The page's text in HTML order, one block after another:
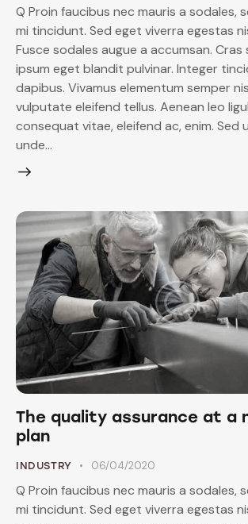
Q Proin faucibus nec mauris a sodales,
mi tincidunt. Sed eget viverra egestas
Fusce sodales augue a accumsan. Cras
ipsum eget blandit pulvinar. Integer
dapibus. Vivamus elementum semper
vulputate eleifend tellus. Aenean leo
consequat vitae, eleifend ac, enim. Sed
unde…
The quality assurance at a
plan
INDUSTRY 06/04/2020
Q Proin faucibus nec mauris a sodales,
mi tincidunt. Sed eget viverra egestas